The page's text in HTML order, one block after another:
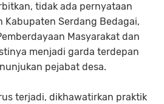
tidak ada pernyataan
Kabupaten Serdang Bedagai,
Masyarakat dan
menjadi garda terdepan
pejabat desa.
terjadi, dikhawatirkan praktik